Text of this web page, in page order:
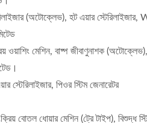
(অটোক্লেভ), হট এয়ার
ওয়াশিং মেশিন, বাষ্প জীবাণুনাশক
স্টেরিলাইজার, পিওর স্টিম জেনারেটর
বোতল ধোয়ার মেশিন (ট্রে টাইপ), বিশুদ্ধ